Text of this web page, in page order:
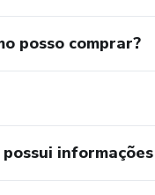
posso comprar?